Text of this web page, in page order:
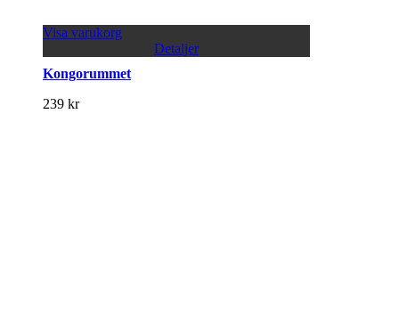
Visa varukorg
Detaljer
Kongorummet
239 kr